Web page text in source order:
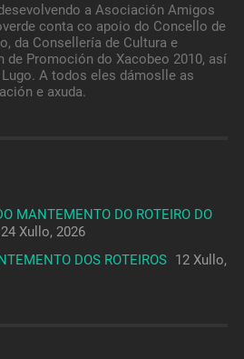
a Asociación Amigos
conta co apoio do Concello de
da Consellería de Cultura e
de Promoción do Xacobeo 2010, así
A todos eles dámoslle as
e axuda.
MANTEMENTO DO ROTEIRO DO
24 Xullo, 2026
DOS ROTEIROS 12 Xullo,